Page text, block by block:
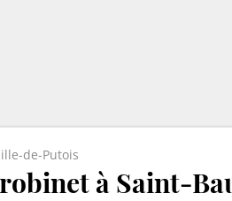
de-Putois
à Saint-